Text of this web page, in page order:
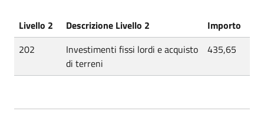
Livello 2 Descrizione Livello 2
Importo
202
Investimenti fissi lordi e acquisto
di terreni
435,65